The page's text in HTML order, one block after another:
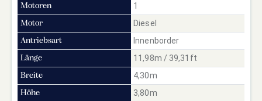
Motoren 1
Motor Diesel
Antriebsart Innenborder
Länge 11,98m / 39,31ft
Breite 4,30m
Höhe 3,80m